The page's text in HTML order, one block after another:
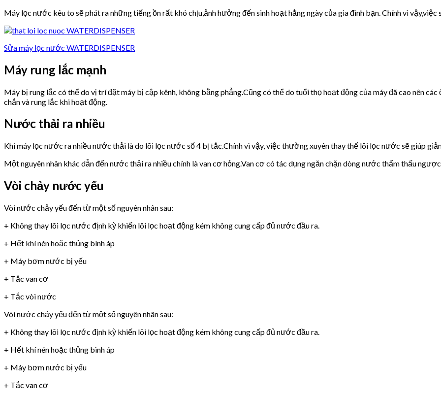
Máy lọc nước kêu to sẽ phát ra những tiếng ồn rất khó chịu,ảnh hưởng đến sinh hoạt hằng ngày của gia đình bạn. Chính vì
Sửa máy lọc nước WATERDISPENSER
Máy rung lắc mạnh
Máy bị rung lắc có thể do vị trí đặt máy bị cập kênh, không bằng phẳng.Cũng có thể do tuổi thọ hoạt động của máy đã cao nên
chắn và rung lắc khi hoạt động.
Nước thải ra nhiều
Khi máy lọc nước ra nhiều nước thải là do lõi lọc nước số 4 bị tắc.Chính vì vậy, việc thường xuyên thay thế lõi lọc nước sẽ giúp
Một nguyên nhân khác dẫn đến nước thải ra nhiều chính là van cơ hỏng.Van cơ có tác dụng ngăn chặn dòng nước thẩm thấu
Vòi chảy nước yếu
Vòi nước chảy yếu đến từ một số nguyên nhân sau:
+ Không thay lõi lọc nước định kỳ khiến lõi lọc hoạt động kém không cung cấp đủ nước đầu ra.
+ Hết khí nén hoặc thủng bình áp
+ Máy bơm nước bị yếu
+ Tắc van cơ
+ Tắc vòi nước
Vòi nước chảy yếu đến từ một số nguyên nhân sau:
+ Không thay lõi lọc nước định kỳ khiến lõi lọc hoạt động kém không cung cấp đủ nước đầu ra.
+ Hết khí nén hoặc thủng bình áp
+ Máy bơm nước bị yếu
+ Tắc van cơ